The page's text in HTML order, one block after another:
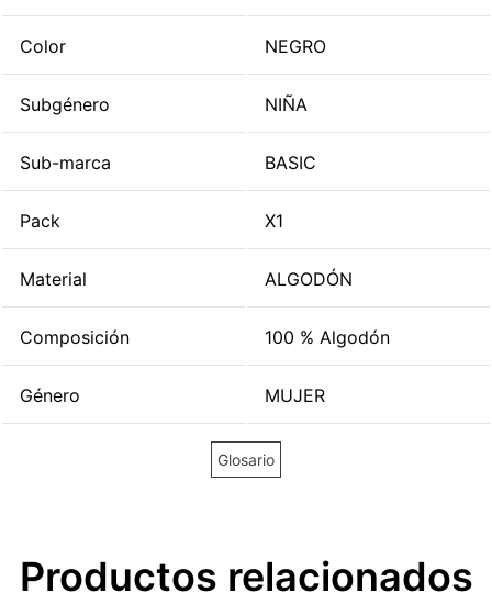
Color NEGRO
Subgénero NIÑA
Sub-marca BASIC
Pack X1
Material ALGODÓN
Composición 100 % Algodón
Género MUJER
Glosario
Productos relacionados